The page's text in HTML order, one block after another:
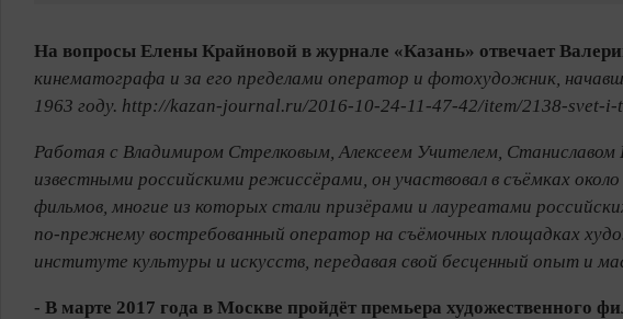
На вопросы Елены Крайновой в журнале «Казань» отвечает
кинематографа и за его пределами оператор и фотохудожник,
1963 году. http://kazan-journal.ru/2016-10-24-11-47-42/item/2138-svet-
Работая с Владимиром Стрелковым, Алексеем Учителем,
известными российскими режиссёрами, он участвовал в съёмках
фильмов, многие из которых стали призёрами и лауреатами
по‑прежнему востребованный оператор на съёмочных площадках
институте культуры и искусств, передавая свой бесценный опыт и
- В марте 2017 года в Москве пройдёт премьера